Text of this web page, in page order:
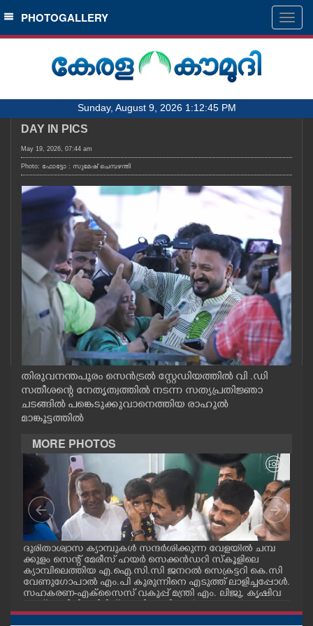
SECTIONS
HOME
NOTIFIED NEWS
KERALA
LOCAL
OBITUARY
NEWS 360
CASE DIARY
CINEMA
OPINION
PHOTOS
LIFESTYLE
SPIRITUAL
INFO+
PHOTOGALLERY
Sunday, August 9, 2026 1:12:45 PM
DAY IN PICS
May 19, 2026, 07:44 am
Photo: ഫോട്ടോ : സുമേഷ് ചെമ്പഴന്തി
തിരുവനന്തപുരം സെൻട്രൽ സ്റ്റേഡിയത്തിൽ വി .ഡി
സതീശന്റെ നേതൃത്വത്തിൽ നടന്ന സത്യപ്രതിജ്ഞാ
ചടങ്ങിൽ പങ്കെടുക്കുവാനെത്തിയ രാഹുൽ
മാങ്കൂട്ടത്തിൽ
MORE PHOTOS
ദുരിതാശ്വാസ ക്യാമ്പുകൾ സന്ദർശിക്കുന്ന വേളയിൽ ചമ്പ
ക്കുളം സെന്റ് മേരീസ് ഹയർ സെക്കൻഡറി സ്കൂളിലെ
ക്യാമ്പിലെത്തിയ എ.ഐ.സി.സി ജനറൽ സെക്രട്ടറി കെ.സി
വേണുഗോപാൽ എം.പി കുരുന്നിനെ എടുത്ത് ലാളിച്ചപ്പോൾ.
സഹകരണ-എക്സൈസ് വകുപ്പ് മന്ത്രി എം. ലിജു, കൃഷിവ
ന്നിവർ സമീപം